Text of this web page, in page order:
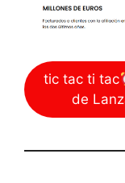
tic tac ti tac
de